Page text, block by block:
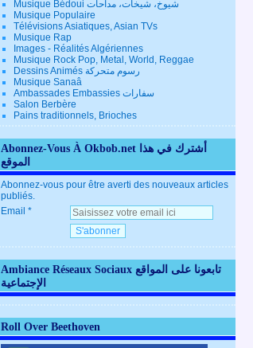
Musique Bédoui شيوخ، شيخات، مداحات
Musique Populaire
Télévisions Asiatiques, Asian TVs
Musique Rap
Images - Réalités Algériennes
Musique Rock Pop, Metal, World, Reggae
Dessins Animés رسوم متحركة
Musique Sanaâ
Ambassades Embassies سفارات
Salon Berbère
Pains traditionnels, Brioches
Abonnez-Vous À Okbob.net أشترك في هذا
الموقع
Abonnez-vous pour être averti des nouveaux articles
publiés.
Email
Ambiance Réseaux Sociaux تابعونا على المواقع
الإجتماعية
Roll Over Beethoven